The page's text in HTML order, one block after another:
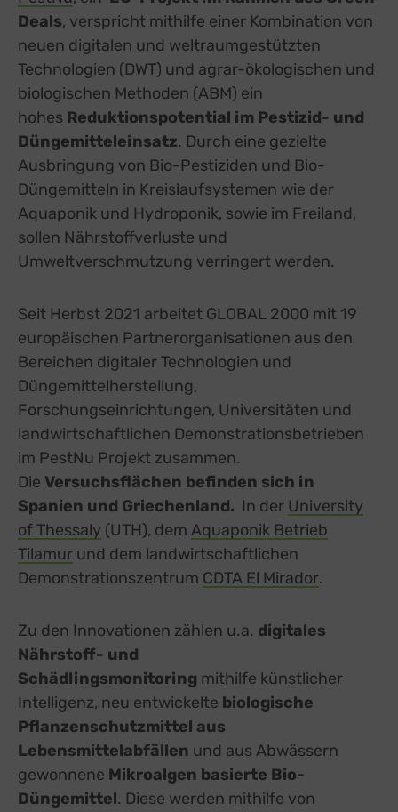
Deals, verspricht mithilfe einer Kombination von
neuen digitalen und weltraumgestützten
Technologien (DWT) und agrar-ökologischen und
biologischen Methoden (ABM) ein
hohes Reduktionspotential im Pestizid- und
Düngemitteleinsatz. Durch eine gezielte
Ausbringung von Bio-Pestiziden und Bio-
Düngemitteln in Kreislaufsystemen wie der
Aquaponik und Hydroponik, sowie im Freiland,
sollen Nährstoffverluste und
Umweltverschmutzung verringert werden.
Seit Herbst 2021 arbeitet GLOBAL 2000 mit 19
europäischen Partnerorganisationen aus den
Bereichen digitaler Technologien und
Düngemittelherstellung,
Forschungseinrichtungen, Universitäten und
landwirtschaftlichen Demonstrationsbetrieben
im PestNu Projekt zusammen.
Die Versuchsflächen befinden sich in
Spanien und Griechenland. In der University
of Thessaly external link, opens in a new tab
(UTH), dem Aquaponik Betrieb
Tilamur external link, opens in a new tab
und dem landwirtschaftlichen
Demonstrationszentrum CDTA El Miradorexternal
.
Zu den Innovationen zählen u.a. digitales
Nährstoff- und
Schädlingsmonitoring mithilfe künstlicher
Intelligenz, neu entwickelte biologische
Pflanzenschutzmittel aus
Lebensmittelabfällen und aus Abwässern
gewonnene Mikroalgen basierte Bio-
Düngemittel. Diese werden mithilfe von